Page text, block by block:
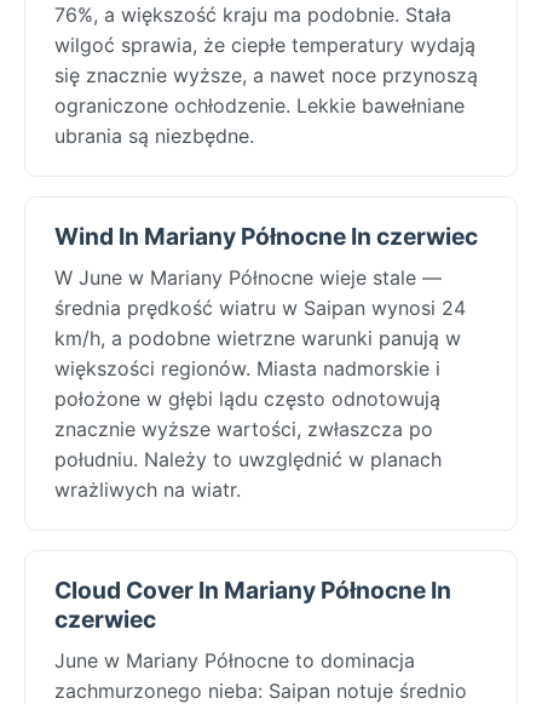
76%, a większość kraju ma podobnie. Stała
wilgoć sprawia, że ciepłe temperatury wydają
się znacznie wyższe, a nawet noce przynoszą
ograniczone ochłodzenie. Lekkie bawełniane
ubrania są niezbędne.
Wind In Mariany Północne In czerwiec
W June w Mariany Północne wieje stale —
średnia prędkość wiatru w Saipan wynosi 24
km/h, a podobne wietrzne warunki panują w
większości regionów. Miasta nadmorskie i
położone w głębi lądu często odnotowują
znacznie wyższe wartości, zwłaszcza po
południu. Należy to uwzględnić w planach
wrażliwych na wiatr.
Cloud Cover In Mariany Północne In
czerwiec
June w Mariany Północne to dominacja
zachmurzonego nieba: Saipan notuje średnio